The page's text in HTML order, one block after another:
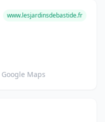
www.lesjardinsdebastide.fr
Google Maps